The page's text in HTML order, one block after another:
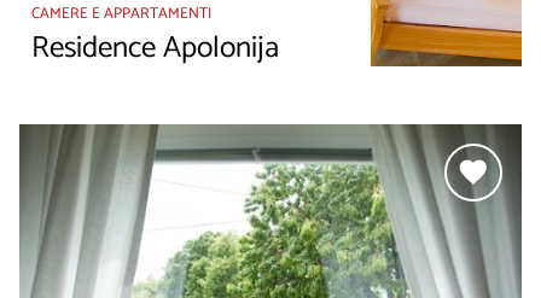
CAMERE E APPARTAMENTI
Residence Apolonija